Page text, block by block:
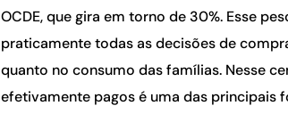
OCDE, que gira em torno de 30%. Esse
praticamente todas as decisões de
quanto no consumo das famílias. Nesse
efetivamente pagos é uma das principais